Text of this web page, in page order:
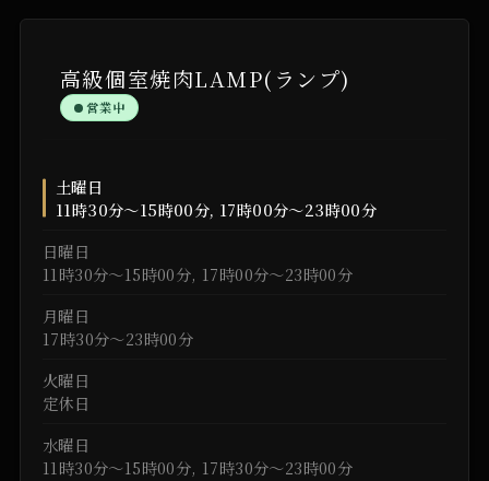
高級個室焼肉LAMP(ランプ)
営業中
土曜日
11時30分～15時00分, 17時00分～23時00分
日曜日
11時30分～15時00分, 17時00分～23時00分
月曜日
17時30分～23時00分
火曜日
定休日
水曜日
11時30分～15時00分, 17時30分～23時00分